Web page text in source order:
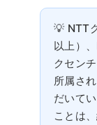
NTT
以上）
クセン
所属さ
だいて
ことは